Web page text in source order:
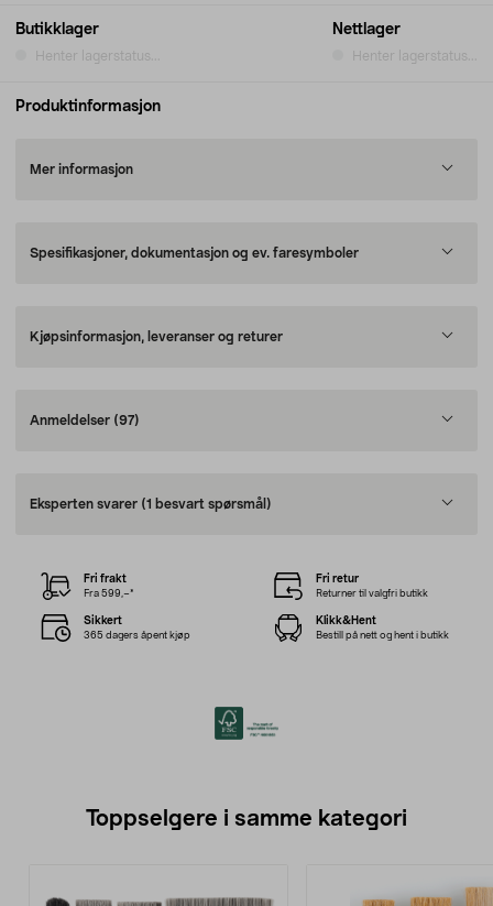
Butikklager
Henter lagerstatus...
Nettlager
Henter lagerstatus...
Produktinformasjon
Mer informasjon
Spesifikasjoner, dokumentasjon og ev. faresymboler
Kjøpsinformasjon, leveranser og returer
Anmeldelser (97)
Eksperten svarer (1 besvart spørsmål)
Fri frakt
Fra 599,–*
Fri retur
Returner til valgfri butikk
Sikkert
365 dagers åpent kjøp
Klikk&Hent
Bestill på nett og hent i butikk
Toppselgere i samme kategori